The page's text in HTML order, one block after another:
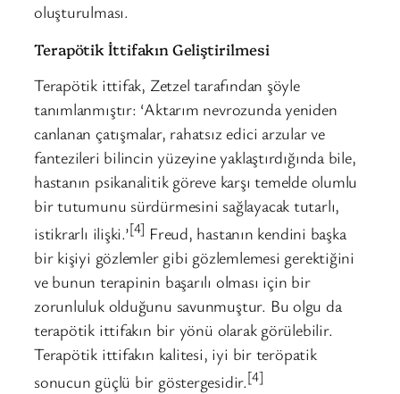
oluşturulması.
Terapötik İttifakın Geliştirilmesi
Terapötik ittifak, Zetzel tarafından şöyle
tanımlanmıştır: ‘Aktarım nevrozunda yeniden
canlanan çatışmalar, rahatsız edici arzular ve
fantezileri bilincin yüzeyine yaklaştırdığında bile,
hastanın psikanalitik göreve karşı temelde olumlu
bir tutumunu sürdürmesini sağlayacak tutarlı,
istikrarlı ilişki.’[4] Freud, hastanın kendini başka
bir kişiyi gözlemler gibi gözlemlemesi gerektiğini
ve bunun terapinin başarılı olması için bir
zorunluluk olduğunu savunmuştur. Bu olgu da
terapötik ittifakın bir yönü olarak görülebilir.
Terapötik ittifakın kalitesi, iyi bir teröpatik
sonucun güçlü bir göstergesidir.[4]